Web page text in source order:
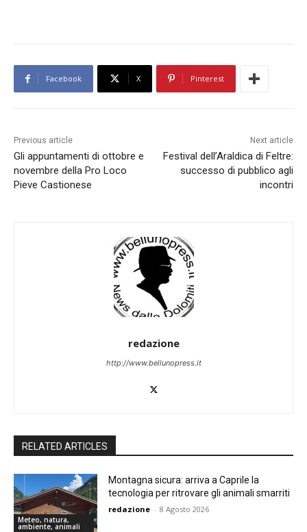
Facebook X Pinterest
Previous article
Gli appuntamenti di ottobre e
novembre della Pro Loco
Pieve Castionese
Next article
Festival dell’Araldica di Feltre:
successo di pubblico agli
incontri
redazione
http://www.bellunopress.it
RELATED ARTICLES
Meteo, natura,
ambiente, animali
Montagna sicura: arriva a Caprile la
tecnologia per ritrovare gli animali smarriti
redazione - 8 Agosto 2026